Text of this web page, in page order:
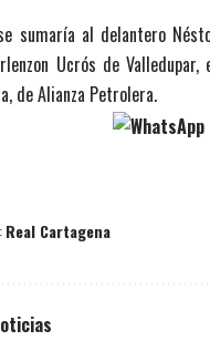
sumaría al delantero
Ucrós de
de Alianza Petrolera.
Real Cartagena